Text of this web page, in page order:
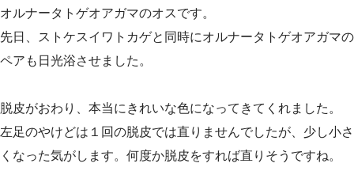
オルナータトゲオアガマのオスです。
先日、ストケスイワトカゲと同時にオルナータトゲオアガマの
ペアも日光浴させました。
脱皮がおわり、本当にきれいな色になってきてくれました。
左足のやけどは１回の脱皮では直りませんでしたが、少し小さ
くなった気がします。何度か脱皮をすれば直りそうですね。